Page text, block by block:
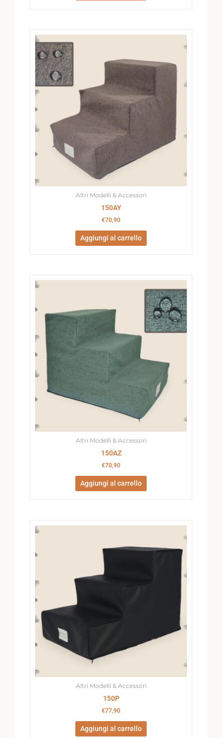
Altri Modelli & Accessori
150AY
€70,90
Aggiungi al carrello
Altri Modelli & Accessori
150AZ
€70,90
Aggiungi al carrello
Altri Modelli & Accessori
150P
€77,90
Aggiungi al carrello